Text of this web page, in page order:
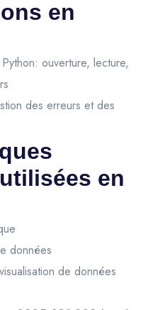
en
ouverture, lecture,
des erreurs et des
en
données
de données